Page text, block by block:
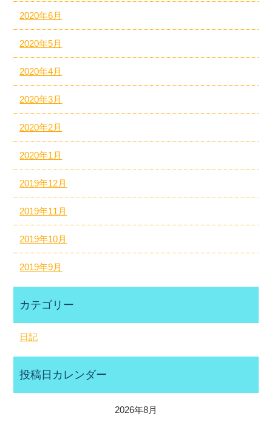
2020年6月
2020年5月
2020年4月
2020年3月
2020年2月
2020年1月
2019年12月
2019年11月
2019年10月
2019年9月
カテゴリー
日記
投稿日カレンダー
2026年8月